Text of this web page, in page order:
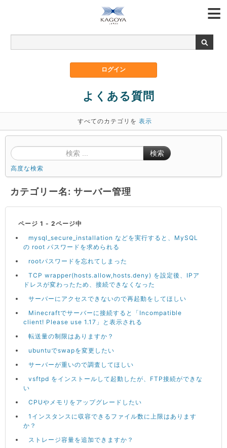
よくある質問
すべてのカテゴリを 表示
検索
高度な検索
カテゴリー名: サーバー管理
ページ 1 - 2ページ中
mysql_secure_installation などを実行すると、MySQL
の root パスワードを求められる
rootパスワードを忘れてしまった
TCP wrapper(hosts.allow,hosts.deny) を設定後、IPア
ドレスが変わったため、接続できなくなった
サーバーにアクセスできないので再起動をしてほしい
Minecraftでサーバーに接続すると「Incompatible
client! Please use 1.17」と表示される
転送量の制限はありますか？
ubuntuでswapを変更したい
サーバーが重いので調査してほしい
vsftpd をインストールして起動したが、FTP接続ができな
い
CPUやメモリをアップグレードしたい
1インスタンスに収容できるファイル数に上限はあります
か？
ストレージ容量を追加できますか？